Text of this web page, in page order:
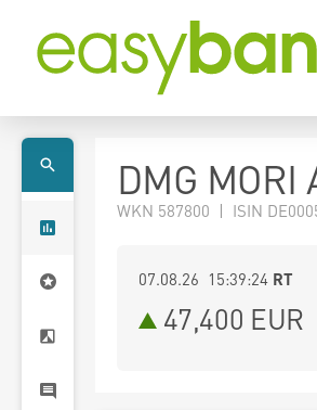
DMG MORI
WKN 587800 | ISIN
07.08.26 15:39:24 RT
47,400 EUR